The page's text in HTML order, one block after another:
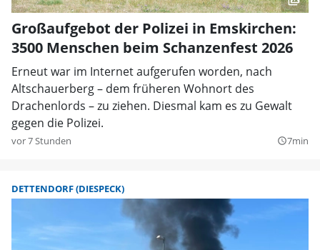
Großaufgebot der Polizei in Emskirchen:
3500 Menschen beim Schanzenfest 2026
Erneut war im Internet aufgerufen worden, nach
Altschauerberg – dem früheren Wohnort des
Drachenlords – zu ziehen. Diesmal kam es zu Gewalt
gegen die Polizei.
vor 7 Stunden query_builder7min
DETTENDORF (DIESPECK)